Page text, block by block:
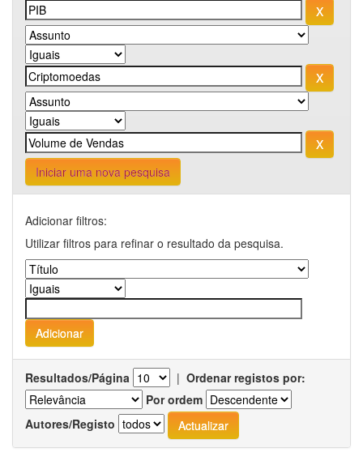
Iniciar uma nova pesquisa
Adicionar filtros:
Utilizar filtros para refinar o resultado da pesquisa.
Resultados/Página | Ordenar registos por:
Por ordem
Autores/Registo